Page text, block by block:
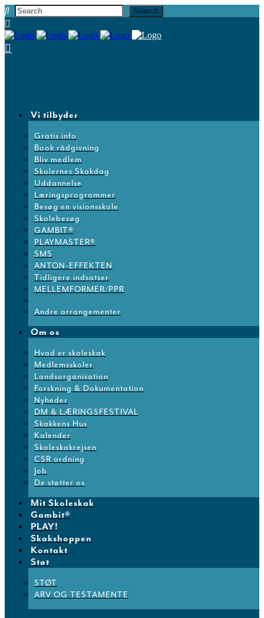
Vi tilbyder
Gratis info
Book rådgivning
Bliv medlem
Skolernes Skakdag
Uddannelse
Læringsprogrammer
Besøg en visionsskole
Skolebesøg
GAMBIT®
PLAYMASTER®
SMS
ANTON-EFFEKTEN
Tidligere indsatser
MELLEMFORMER/PPR
Andre arrangementer
Om os
Hvad er skoleskak
Medlemsskoler
Landsorganisation
Forskning & Dokumentation
Nyheder
DM & LÆRINGSFESTIVAL
Skakkens Hus
Kalender
Skoleskakrejsen
CSR ordning
Job
De støtter os
Mit Skoleskak
Gambit®
PLAY!
Skakshoppen
Kontakt
Støt
STØT
ARV OG TESTAMENTE